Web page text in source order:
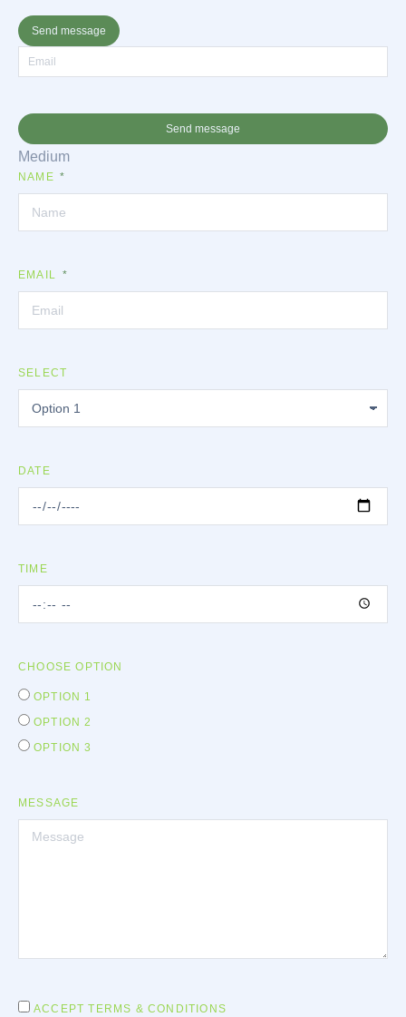
Send message
Send message
Medium
NAME
EMAIL
SELECT
DATE
TIME
CHOOSE OPTION
OPTION 1
OPTION 2
OPTION 3
MESSAGE
ACCEPT TERMS & CONDITIONS